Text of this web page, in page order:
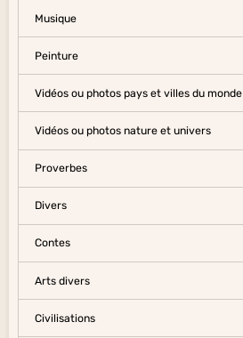
Musique
Peinture
Vidéos ou photos pays et villes du monde
Vidéos ou photos nature et univers
Proverbes
Divers
Contes
Arts divers
Civilisations